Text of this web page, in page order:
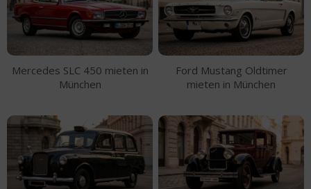
Mercedes SLC 450 mieten in
München
Ford Mustang Oldtimer
mieten in München